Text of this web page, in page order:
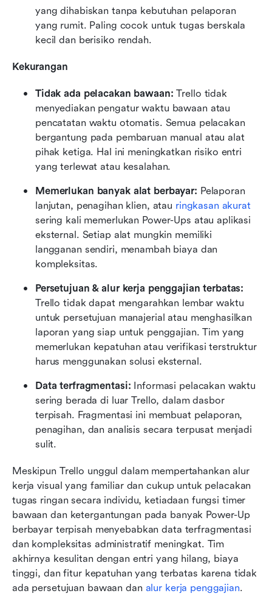
yang dihabiskan tanpa kebutuhan pelaporan
yang rumit. Paling cocok untuk tugas berskala
kecil dan berisiko rendah.
Kekurangan
Tidak ada pelacakan bawaan: Trello tidak
menyediakan pengatur waktu bawaan atau
pencatatan waktu otomatis. Semua pelacakan
bergantung pada pembaruan manual atau alat
pihak ketiga. Hal ini meningkatkan risiko entri
yang terlewat atau kesalahan.
Memerlukan banyak alat berbayar: Pelaporan
lanjutan, penagihan klien, atau ringkasan akurat
sering kali memerlukan Power-Ups atau aplikasi
eksternal. Setiap alat mungkin memiliki
langganan sendiri, menambah biaya dan
kompleksitas.
Trello tidak dapat mengarahkan lembar waktu
untuk persetujuan manajerial atau menghasilkan
laporan yang siap untuk penggajian. Tim yang
memerlukan kepatuhan atau verifikasi terstruktur
harus menggunakan solusi eksternal.
Data terfragmentasi: Informasi pelacakan waktu
sering berada di luar Trello, dalam dasbor
terpisah. Fragmentasi ini membuat pelaporan,
penagihan, dan analisis secara terpusat menjadi
sulit.
Meskipun Trello unggul dalam mempertahankan alur
kerja visual yang familiar dan cukup untuk pelacakan
tugas ringan secara individu, ketiadaan fungsi timer
bawaan dan ketergantungan pada banyak Power-Up
berbayar terpisah menyebabkan data terfragmentasi
dan kompleksitas administratif meningkat. Tim
akhirnya kesulitan dengan entri yang hilang, biaya
tinggi, dan fitur kepatuhan yang terbatas karena tidak
ada persetujuan bawaan dan alur kerja penggajian.